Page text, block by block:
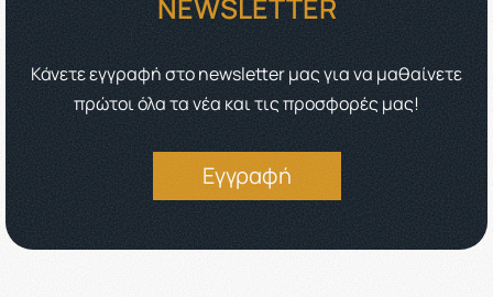
NEWSLETTER
Κάνετε εγγραφή στο newsletter μας για να μαθαίνετε
πρώτοι όλα τα νέα και τις προσφορές μας!
Εγγραφή